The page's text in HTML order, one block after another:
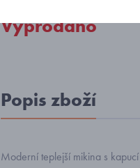
Vyprodáno
Popis zboží
Moderní teplejší mikina s